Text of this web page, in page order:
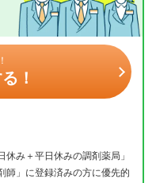
！
休み＋平日休みの調剤薬局」
師」に登録済みの方に優先的